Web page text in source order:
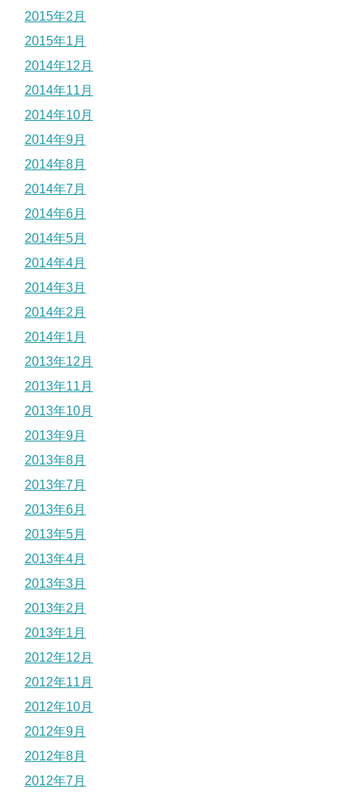
2015年2月
2015年1月
2014年12月
2014年11月
2014年10月
2014年9月
2014年8月
2014年7月
2014年6月
2014年5月
2014年4月
2014年3月
2014年2月
2014年1月
2013年12月
2013年11月
2013年10月
2013年9月
2013年8月
2013年7月
2013年6月
2013年5月
2013年4月
2013年3月
2013年2月
2013年1月
2012年12月
2012年11月
2012年10月
2012年9月
2012年8月
2012年7月